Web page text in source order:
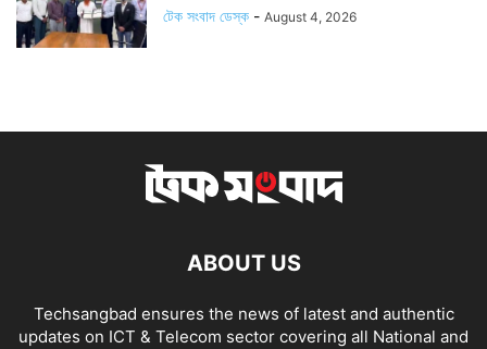
টেক সংবাদ ডেস্ক - August 4, 2026
ABOUT US
Techsangbad ensures the news of latest and authentic
updates on ICT & Telecom sector covering all National and